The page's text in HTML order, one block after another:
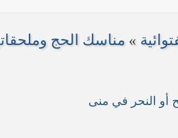
» مناسك الحج وملحقاتها ـ